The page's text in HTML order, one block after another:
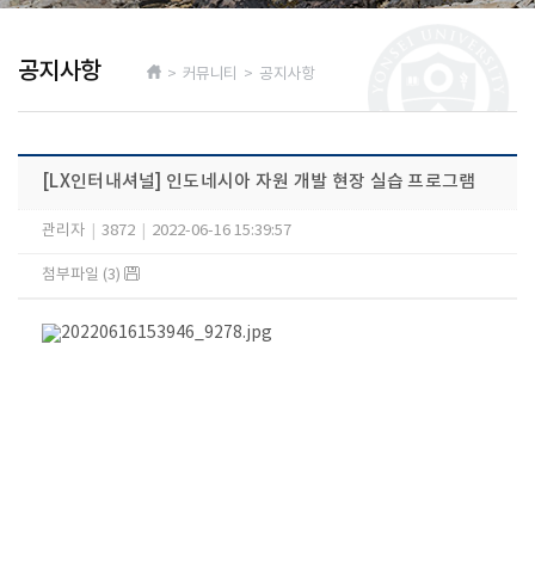
공지사항 > 커뮤니티 > 공지사항
[LX인터내셔널] 인도네시아 자원 개발 현장 실습 프로그램
관리자 3872 2022-06-16 15:39:57
첨부파일 (3)